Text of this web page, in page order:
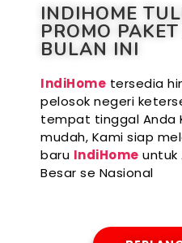
INDIHOME
PROMO
BULAN INI
IndiHome tersedia
pelosok negeri
tempat tinggal Anda
mudah, Kami siap
baru IndiHome untuk
Besar se Nasional